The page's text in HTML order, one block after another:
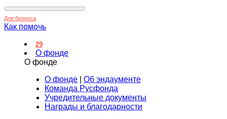
Для бизнеса
Как помочь
29
О фонде
О фонде
О фонде
Об эндаументе
Команда Русфонда
Учредительные документы
Награды и благодарности